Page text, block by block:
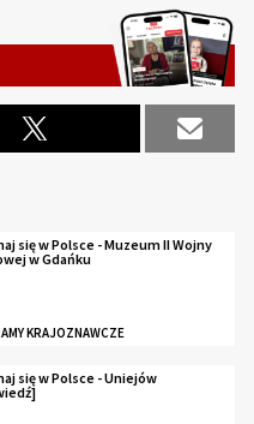
się w Polsce - Muzeum II Wojny
w Gdańku
KRAJOZNAWCZE
się w Polsce - Uniejów